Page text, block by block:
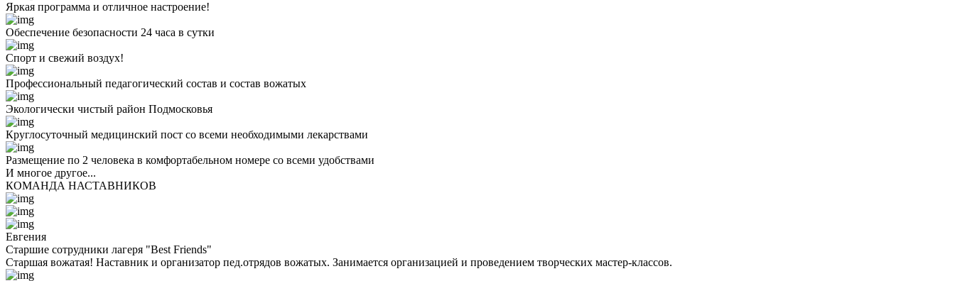
Яркая программа и отличное настроение!
Обеспечение безопасности 24 часа в сутки
Спорт и свежий воздух!
Профессиональный педагогический состав и состав вожатых
Экологически чистый район Подмосковья
Круглосуточный медицинский пост со всеми необходимыми лекарствами
Размещение по 2 человека в комфортабельном номере со всеми удобствами
И многое другое...
КОМАНДА НАСТАВНИКОВ
Евгения
Старшие сотрудники лагеря "Best Friends"
Старшая вожатая! Наставник и организатор пед.отрядов вожатых. Занимается организацией и проведением творческих мастер-классов.